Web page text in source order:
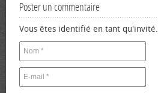
Poster un commentaire
Vous êtes identifié en tant qu'invité.